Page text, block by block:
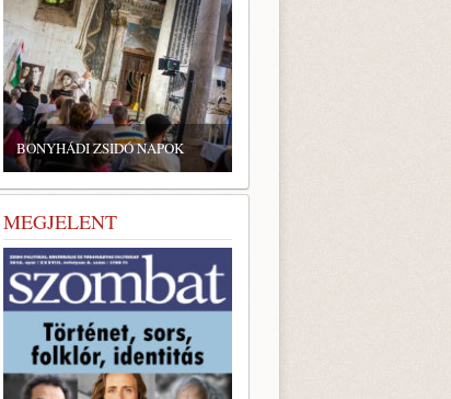
ZSIDÓ NAPOK
ZSIDÓ GASZTRONÓMIAI
TALÁLKOZÓ A BONYHÁDI
ZSINAGÓGÁBAN
MEGJELENT